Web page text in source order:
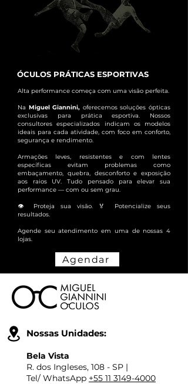
ÓCULOS PRÁTICAS ESPORTIVAS
Alta performance começa com uma visão perfeita.
Na Miguel Giannini, oferecemos soluções ópticas
exclusivas para prática esportiva. Nossos
consultores especializados indicam os modelos
ideais para cada atividade, com foco em conforto,
segurança e rendimento.
Armações leves, resistentes e com lentes
específicas evitam problemas como
embaçamento, quebra, desconforto e exposição
aos raios UV. Tudo pensado para elevar sua
performance — com ou sem grau.
👁️ Proteja sua visão. 🏅 Potencialize seus
resultados.
Agende seu atendimento em uma de nossas 4
lojas.
Agendar
Nossas Unidades:
Bela Vista
R. dos Ingleses, 108 - SP |
Tel/ WhatsApp +55 11 3149-4000